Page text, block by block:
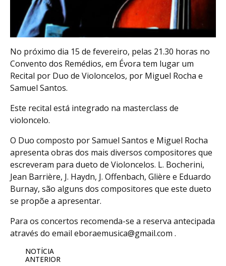
No próximo dia 15 de fevereiro, pelas 21.30 horas no
Convento dos Remédios, em Évora tem lugar um
Recital por Duo de Violoncelos, por Miguel Rocha e
Samuel Santos.
Este recital está integrado na masterclass de
violoncelo.
O Duo composto por Samuel Santos e Miguel Rocha
apresenta obras dos mais diversos compositores que
escreveram para dueto de Violoncelos. L. Bocherini,
Jean Barrière, J. Haydn, J. Offenbach, Glière e Eduardo
Burnay, são alguns dos compositores que este dueto
se propõe a apresentar.
Para os concertos recomenda-se a reserva antecipada
através do email eboraemusica@gmail.com .
NOTÍCIA
ANTERIOR